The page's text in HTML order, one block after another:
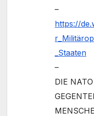
–
https://
_Staaten
–
DIE